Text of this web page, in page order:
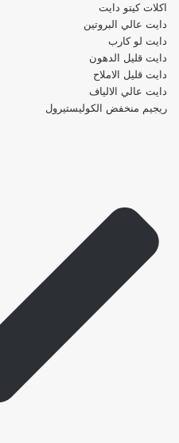
اكلات كيتو دايت
دايت عالي البروتين
دايت لو كارب
دايت قليل الدهون
دايت قليل الاملاح
دايت عالي الالياف
ريجيم منخفض الكوليستيرول